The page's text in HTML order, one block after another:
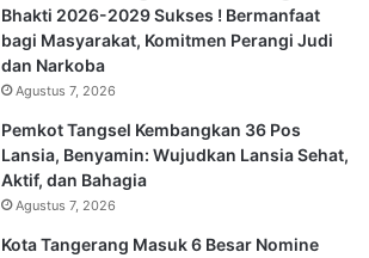
Bhakti 2026-2029 Sukses ! Bermanfaat
bagi Masyarakat, Komitmen Perangi Judi
dan Narkoba
Agustus 7, 2026
Pemkot Tangsel Kembangkan 36 Pos
Lansia, Benyamin: Wujudkan Lansia Sehat,
Aktif, dan Bahagia
Agustus 7, 2026
Kota Tangerang Masuk 6 Besar Nomine